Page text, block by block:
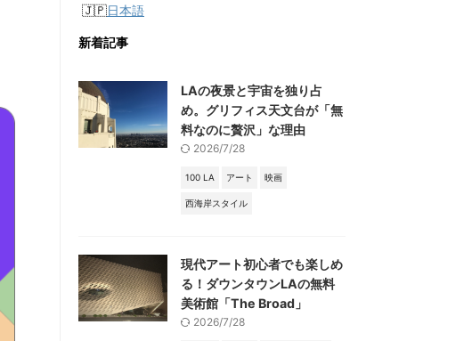
日本語
新着記事
LAの夜景と宇宙を独り占
め。グリフィス天文台が「無
料なのに贅沢」な理由
2026/7/28
100 LA アート 映画
西海岸スタイル
現代アート初心者でも楽しめ
る！ダウンタウンLAの無料
美術館「The Broad」
2026/7/28